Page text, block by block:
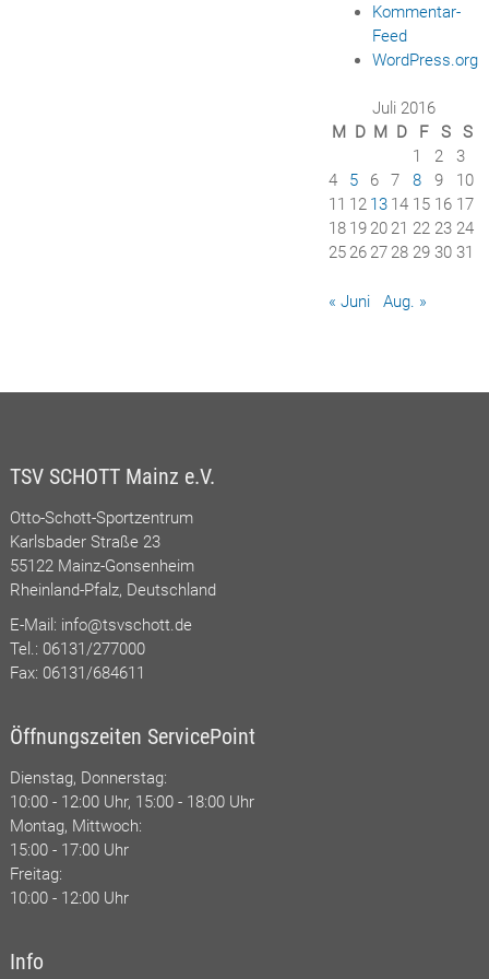
Kommentar-
Feed
WordPress.org
Juli 2016
M D M D F S
S
1
2
3
4
5 6 7 8 9
10
11 12 13 14 15 16 17
18 19 20 21 22 23 24
25 26 27 28 29 30 31
« Juni Aug. »
TSV SCHOTT Mainz e.V.
Otto-Schott-Sportzentrum
Karlsbader Straße 23
55122 Mainz-Gonsenheim
Rheinland-Pfalz, Deutschland
E-Mail: info@tsvschott.de
Tel.: 06131/277000
Fax: 06131/684611
Öffnungszeiten ServicePoint
Dienstag, Donnerstag:
10:00 - 12:00 Uhr, 15:00 - 18:00 Uhr
Montag, Mittwoch:
15:00 - 17:00 Uhr
Freitag:
10:00 - 12:00 Uhr
Info